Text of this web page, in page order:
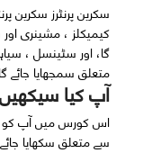
سکرین پرنٹرز سکرین
کیمیکلز ، مشینری
گا، اور سٹینسل ،
متعلق سمجھایا جائے
آپ کیا
اس کورس میں آپ کو
سے متعلق سکھایا